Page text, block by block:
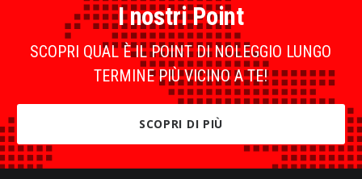
I nostri Point
SCOPRI QUAL È IL POINT DI NOLEGGIO LUNGO
TERMINE PIÙ VICINO A TE!
SCOPRI DI PIÙ